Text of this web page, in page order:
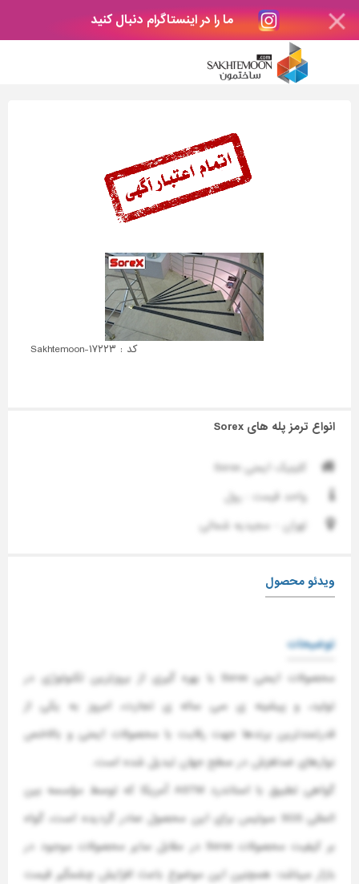
ما را در اینستاگرام دنبال کنید
کد : Sakhtemoon-۱۷۲۲۳
انواع ترمز پله های Sorex
کلینیک ایمنی Sorex
واحد قیمت : رول
تهران - مجیدیه شمالی
ویدئو محصول
توضیحات
محصولات ایمنی Sorex با بهره گیری از بروزترین تکنولوژی در
تولید، و پیشینه ی سی ساله ی تجارت، امروز به یکی از
قدرتمندترین برندها جهت رقابت با محصولات ایمنی و بالاخص
نوارهای ضدلغزش در سطح جهان تبدیل شده است.
گواهی تطبیق با استاندرد ASTM آمریکا که توسط مؤسسه بین
المللی SGS سوئیس برای این محصول صادر گردیده است، گواه
بر کیفیت محصولات Sorex در مقابل سایر محصولات موجود در
بازار میباشد؛ همچنین این موضوع باعث افزایش چشمگیر قیمت